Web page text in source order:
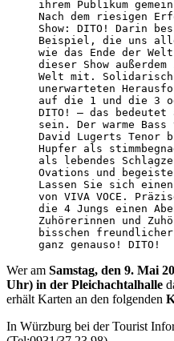
ihrem Publikum
Nach dem riesigen
Show: DITO! Darin
Beispiel, die uns
wie das Ende der
dieser Show
Welt mit. Solidarisch
unerwarteten
auf die 1 und die 3
DITO! – das
sein. Der warme
David Lugerts Tenor
Hupfer als
als lebendes
Ovations und
Lassen Sie sich
von VIVA VOCE.
die 4 Jungs einen
Zuhörerinnen und
bisschen
Wer am Samstag, den 9. Mai
Uhr) in der Pleichachtalhalle
erhält Karten an den folgenden
In Würzburg bei der Tourist